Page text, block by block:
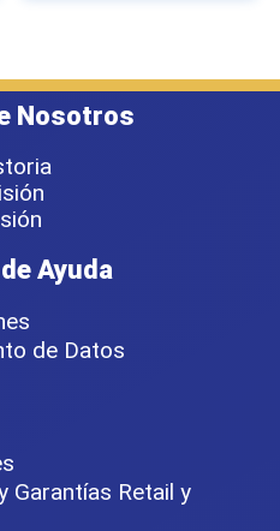
Nosotros
Ayuda
de Datos
Garantías Retail y